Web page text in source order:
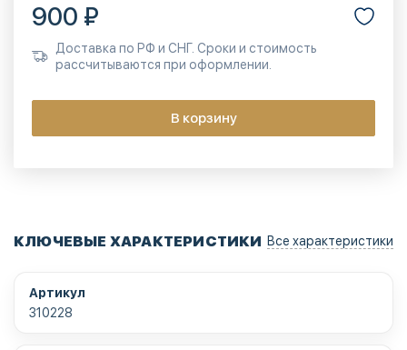
900 ₽
Доставка по РФ и СНГ. Сроки и стоимость
рассчитываются при оформлении.
В корзину
КЛЮЧЕВЫЕ ХАРАКТЕРИСТИКИ Все характеристики
Артикул
310228